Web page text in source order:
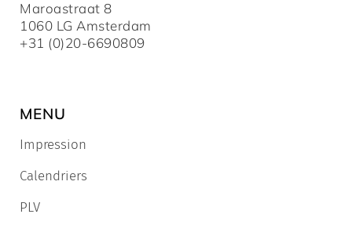
Maroastraat 8
1060 LG Amsterdam
+31 (0)20-6690809
MENU
Impression
Calendriers
PLV